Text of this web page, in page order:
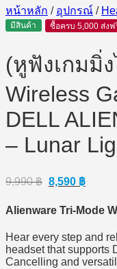
หน้าหลัก / อุปกรณ์ /
มีสินค้า ซื้อครบ 5,000 ส่งฟ
(หูฟังเกมมิ่
Wireless
DELL
– Lunar
9,990฿ Original
price
9,990 ฿.
8,590 ฿Current
price
8,590
Alienware Tri-Mode
Hear every step and
headset that supports
Cancelling and